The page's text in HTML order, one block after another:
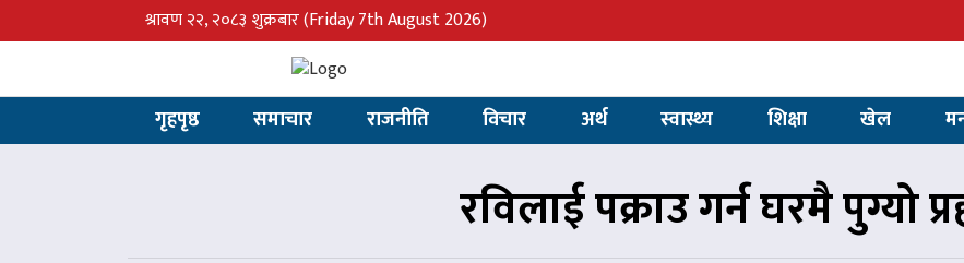
श्रावण २२, २०८३ शुक्रबार(Friday 7th August 2026)
गृहपृष्ठ समाचार राजनीति विचार अर्थ स्वास्थ्य शिक्षा खेल
रविलाई पक्राउ गर्न घरमै पुग्यो